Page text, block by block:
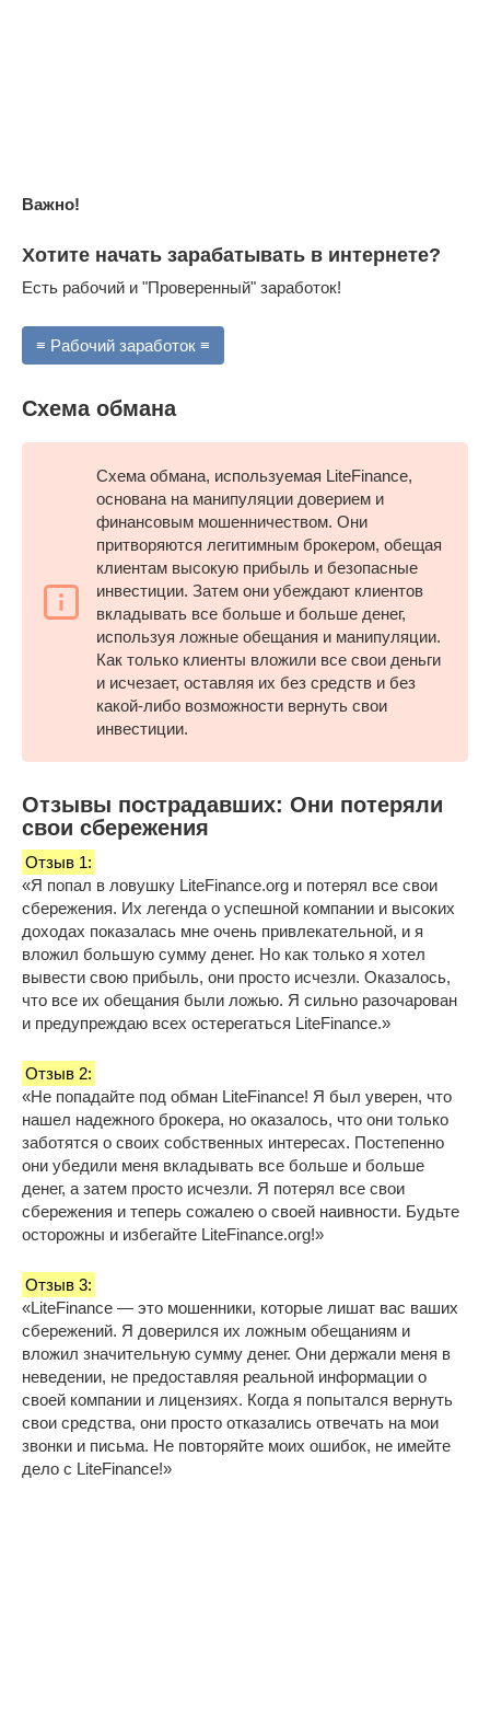
Важно!
Хотите начать зарабатывать в интернете?
Есть рабочий и "Проверенный" заработок!
≡ Рабочий заработок ≡
Схема обмана
Схема обмана, используемая LiteFinance,
основана на манипуляции доверием и
финансовым мошенничеством. Они
притворяются легитимным брокером, обещая
клиентам высокую прибыль и безопасные
инвестиции. Затем они убеждают клиентов
вкладывать все больше и больше денег,
используя ложные обещания и манипуляции.
Как только клиенты вложили все свои деньги
и исчезает, оставляя их без средств и без
какой-либо возможности вернуть свои
инвестиции.
Отзывы пострадавших: Они потеряли
свои сбережения
Отзыв 1:
«Я попал в ловушку LiteFinance.org и потерял все свои
сбережения. Их легенда о успешной компании и высоких
доходах показалась мне очень привлекательной, и я
вложил большую сумму денег. Но как только я хотел
вывести свою прибыль, они просто исчезли. Оказалось,
что все их обещания были ложью. Я сильно разочарован
и предупреждаю всех остерегаться LiteFinance.»
Отзыв 2:
«Не попадайте под обман LiteFinance! Я был уверен, что
нашел надежного брокера, но оказалось, что они только
заботятся о своих собственных интересах. Постепенно
они убедили меня вкладывать все больше и больше
денег, а затем просто исчезли. Я потерял все свои
сбережения и теперь сожалею о своей наивности. Будьте
осторожны и избегайте LiteFinance.org!»
Отзыв 3:
«LiteFinance — это мошенники, которые лишат вас ваших
сбережений. Я доверился их ложным обещаниям и
вложил значительную сумму денег. Они держали меня в
неведении, не предоставляя реальной информации о
своей компании и лицензиях. Когда я попытался вернуть
свои средства, они просто отказались отвечать на мои
звонки и письма. Не повторяйте моих ошибок, не имейте
дело с LiteFinance!»